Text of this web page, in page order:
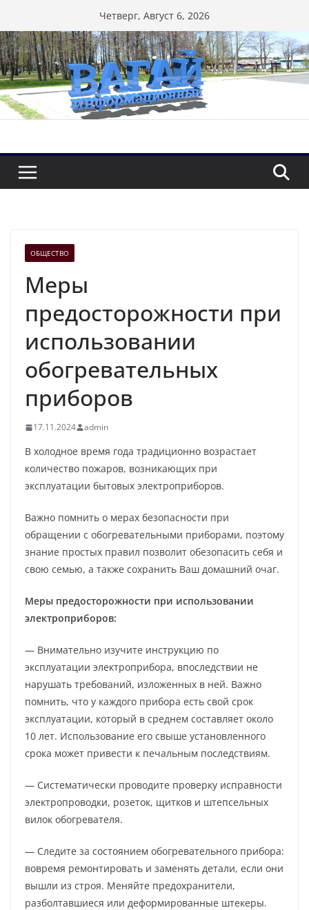
к
содержимому
Четверг, Август 6, 2026
ОБЩЕСТВО
Меры
предосторожности при
использовании
обогревательных
приборов
17.11.2024 admin
В холодное время года традиционно возрастает
количество пожаров, возникающих при
эксплуатации бытовых электроприборов.
Важно помнить о мерах безопасности при
обращении с обогревательными приборами, поэтому
знание простых правил позволит обезопасить себя и
свою семью, а также сохранить Ваш домашний очаг.
Меры предосторожности при использовании
электроприборов:
— Внимательно изучите инструкцию по
эксплуатации электроприбора, впоследствии не
нарушать требований, изложенных в ней. Важно
помнить, что у каждого прибора есть свой срок
эксплуатации, который в среднем составляет около
10 лет. Использование его свыше установленного
срока может привести к печальным последствиям.
— Систематически проводите проверку исправности
электропроводки, розеток, щитков и штепсельных
вилок обогревателя.
— Следите за состоянием обогревательного прибора:
вовремя ремонтировать и заменять детали, если они
вышли из строя. Меняйте предохранители,
разболтавшиеся или деформированные штекеры.